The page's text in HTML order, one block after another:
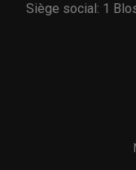
Siège social: 1